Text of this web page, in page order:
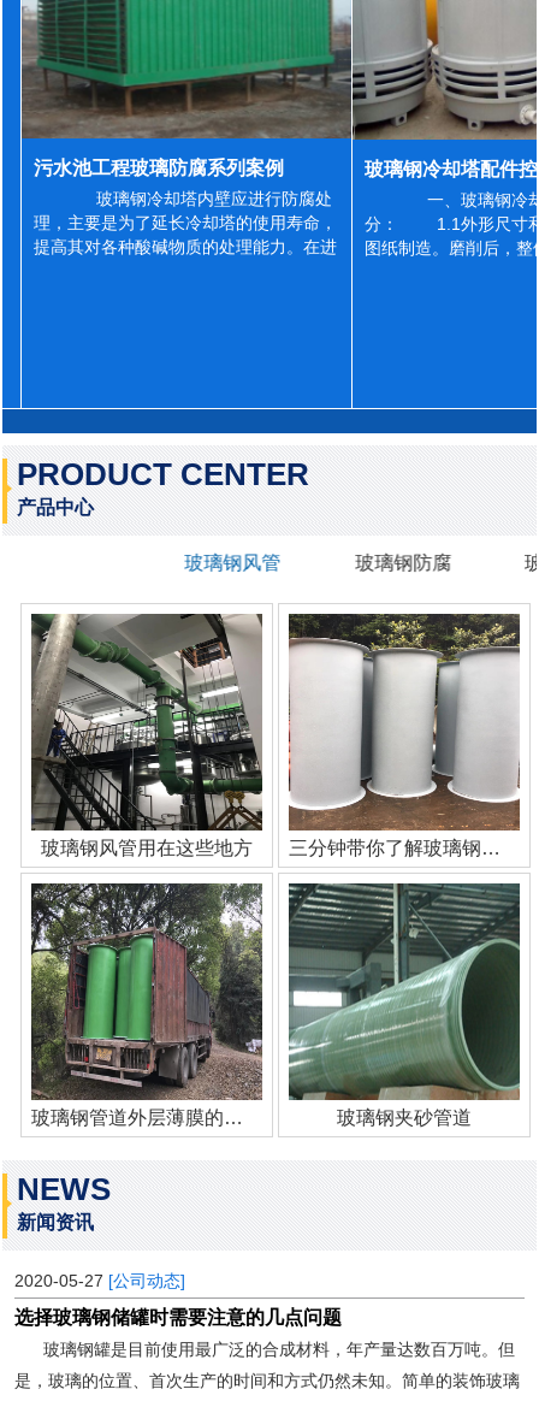
污水池工程玻璃防腐系列案例
玻璃钢冷却塔内壁应进行防腐处
理，主要是为了延长冷却塔的使用寿命，
提高其对各种酸碱物质的处理能力。在进
一、玻璃钢冷
分： 1.1外形尺寸和
图纸制造。磨削后，
PRODUCT CENTER
产品中心
玻璃钢风管 玻璃钢防腐
玻璃钢风管用在这些地方 三分钟带你了解玻璃钢管道
玻璃钢管道外层薄膜的作用 玻璃钢夹砂管道
NEWS
新闻资讯
2020-05-27 [公司动态]
选择玻璃钢储罐时需要注意的几点问题
玻璃钢罐是目前使用最广泛的合成材料，年产量达数百万吨。但
是，玻璃的位置、首次生产的时间和方式仍然未知。简单的装饰玻璃